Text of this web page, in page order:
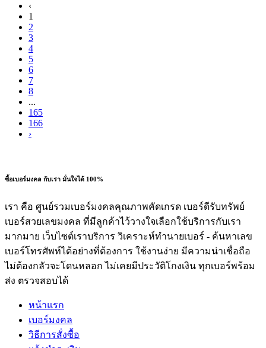
‹
1
2
3
4
5
6
7
8
...
165
166
›
ซื้อเบอร์มงคล กับเรา มั่นใจได้ 100%
เรา คือ ศูนย์รวมเบอร์มงคลคุณภาพคัดเกรด เบอร์ดีรับทรัพย์
เบอร์สวยเลขมงคล ที่มีลูกค้าไว้วางใจเลือกใช้บริการกับเรา
มากมาย เว็บไซต์เราบริการ วิเคราะห์ทำนายเบอร์ - ค้นหาเลข
เบอร์โทรศัพท์ได้อย่างที่ต้องการ ใช้งานง่าย มีความน่าเชื่อถือ
ไม่ต้องกลัวจะโดนหลอก ไม่เคยมีประวัติโกงเงิน ทุกเบอร์พร้อม
ส่ง ตรวจสอบได้
หน้าแรก
เบอร์มงคล
วิธีการสั่งซื้อ